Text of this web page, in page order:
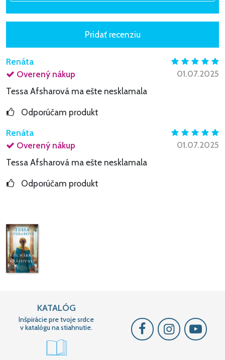
Renáta
Overený nákup
01.07.2025
Tessa Afsharová ma ešte nesklamala
Odporúčam produkt
Renáta
Overený nákup
01.07.2025
Tessa Afsharová ma ešte nesklamala
Odporúčam produkt
KATALÓG
Inšpirácie pre tvoje srdce
v katalógu na stiahnutie.